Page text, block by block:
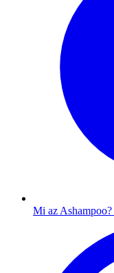
Mi az Ashampoo?